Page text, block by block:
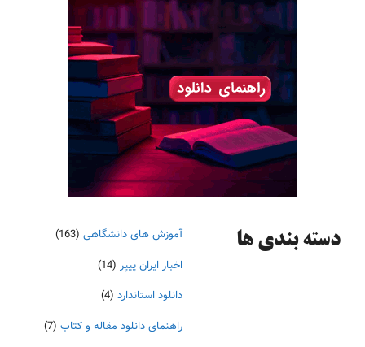
دسته‌ بندی ها آموزش های دانشگاهی (163)
اخبار ایران پیپر (14)
دانلود استاندارد (4)
راهنمای دانلود مقاله و کتاب (7)